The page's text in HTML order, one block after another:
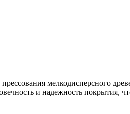
мелкодисперсного
и надежность покрытия,